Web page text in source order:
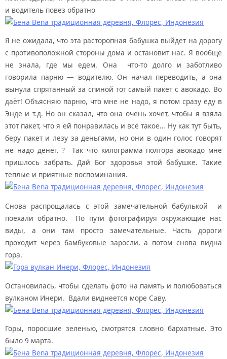
и водитель повез обратно
Я не ожидала, что эта расторопная бабушка выйдет на дорогу
с противоположной стороны дома и остановит нас. Я вообще
не знала, где мы едем. Она что-то долго и заботливо
говорила парню — водителю. Он начал переводить, а она
вынула спрятанный за спиной тот самый пакет с авокадо. Во
даёт! Объясняю парню, что мне не надо, я потом сразу еду в
Энде и т.д. Но он сказал, что она очень хочет, чтобы я взяла
этот пакет, что я ей понравилась и всё такое… Ну как тут быть,
беру пакет и лезу за деньгами, но они в один голос говорят
не надо денег. ? Так что килограмма полтора авокадо мне
пришлось забрать. Дай Бог здоровья этой бабушке. Такие
теплые и приятные воспоминания.
Снова распрощалась с этой замечательной бабулькой и
поехали обратно. По пути фотографируя окружающие нас
виды, а они там просто замечательные. Часть дороги
проходит через бамбуковые заросли, а потом снова видна
гора.
Остановилась, чтобы сделать фото на память и полюбоваться
вулканом Инери. Вдали виднеется море Саву.
Горы, поросшие зеленью, смотрятся словно бархатные. Это
было 9 марта.